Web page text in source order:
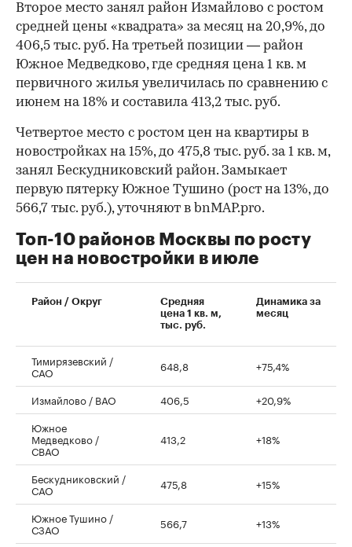
Второе место занял район Измайлово с ростом
средней цены «квадрата» за месяц на 20,9%, до
406,5 тыс. руб. На третьей позиции — район
Южное Медведково, где средняя цена 1 кв. м
первичного жилья увеличилась по сравнению с
июнем на 18% и составила 413,2 тыс. руб.
00:00 / 00:00
Четвертое место с ростом цен на квартиры в
новостройках на 15%, до 475,8 тыс. руб. за 1 кв. м,
занял Бескудниковский район. Замыкает
первую пятерку Южное Тушино (рост на 13%, до
566,7 тыс. руб.), уточняют в bnMAP.pro.
Топ-10 районов Москвы по росту
цен на новостройки в июле
Район / Округ
Средняя
цена 1 кв. м,
тыс. руб.
Динамика за
месяц
Тимирязевский /
САО 648,8 +75,4%
Измайлово / ВАО 406,5
+20,9%
Южное
Медведково /
СВАО
413,2 +18%
Бескудниковский /
САО 475,8 +15%
Южное Тушино /
СЗАО 566,7 +13%